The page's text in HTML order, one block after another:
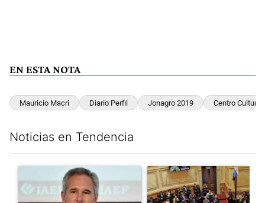
EN ESTA NOTA
Mauricio Macri Diario Perfil Jonagro 2019 Centro Cultural
Noticias en Tendencia
Un artículo de tendencia con el título ""Si no está de acuerdo
Un artículo de tendencia con